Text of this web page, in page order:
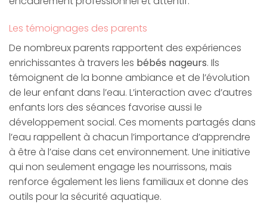
Les témoignages des parents
De nombreux parents rapportent des expériences
enrichissantes à travers les bébés nageurs. Ils
témoignent de la bonne ambiance et de l’évolution
de leur enfant dans l’eau. L’interaction avec d’autres
enfants lors des séances favorise aussi le
développement social. Ces moments partagés dans
l’eau rappellent à chacun l’importance d’apprendre
à être à l’aise dans cet environnement. Une initiative
qui non seulement engage les nourrissons, mais
renforce également les liens familiaux et donne des
outils pour la sécurité aquatique.